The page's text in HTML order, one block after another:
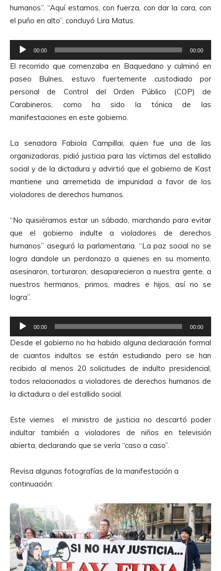
humanos”. “Aquí estamos, con fuerza, con dar la cara, con
el puño en alto”, concluyó Lira Matus.
e
p
r
o
d
u
t
o
r
d
e
d
i
o
00:00 00:00
El recorrido que comenzaba en Baquedano y culminó en
paseo Bulnes, estuvo fuertemente custodiado por
personal de Control del Orden Público (COP) de
Carabineros, como ha sido la tónica de las
manifestaciones en este gobierno.
La senadora Fabiola Campillai, quien fue una de las
organizadoras, pidió justicia para las víctimas del estallido
social y de la dictadura y advirtió que el gobierno de Kast
mantiene una arremetida de impunidad a favor de los
violadores de derechos humanos.
“No quisiéramos estar un sábado, marchando para evitar
que el gobierno indulte a violadores de derechos
humanos” aseguró la parlamentaria. “La paz social no se
logra dandole un perdonazo a quienes en su momento,
asesinaron, torturaron, desaparecieron a nuestra gente, a
nuestros hermanos, primos, madres e hijos, así no se
logra”.
e
p
r
o
d
u
t
o
r
e
A
u
d
i
o
00:00 00:00
Desde el gobierno no ha habido alguna declaración formal
de cuantos indultos se están estudiando pero se han
recibido al menos 20 solicitudes de indulto presidencial,
todos relacionados a violadores de derechos humanos de
la dictadura o del estallido social.
Este viernes el ministro de justicia no descartó poder
indultar también a violadores de niños en televisión
abierta, declarando que se vería “caso a caso”.
Revisa algunas fotografías de la manifestación a
continuación: